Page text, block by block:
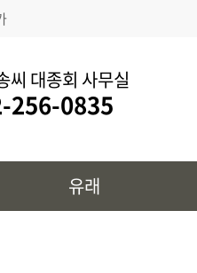
씨 대종회 사무실
256-0835
유래